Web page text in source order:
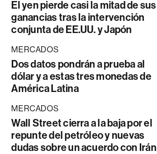
El yen pierde casi la mitad de sus
ganancias tras la intervención
conjunta de EE.UU. y Japón
MERCADOS
Dos datos pondrán a prueba al
dólar y a estas tres monedas de
América Latina
MERCADOS
Wall Street cierra a la baja por el
repunte del petróleo y nuevas
dudas sobre un acuerdo con Irán